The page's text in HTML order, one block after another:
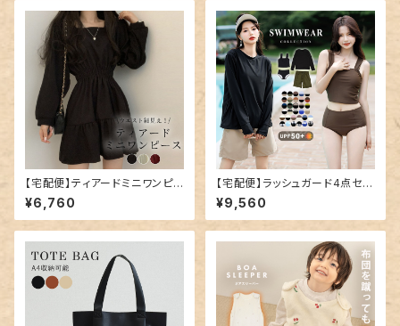
【宅配便】ティアードミニワンピ
ース／tops1678
¥6,760
【宅配便】ラッシュガード4点セッ
トビキニ C／hys2861
¥9,560